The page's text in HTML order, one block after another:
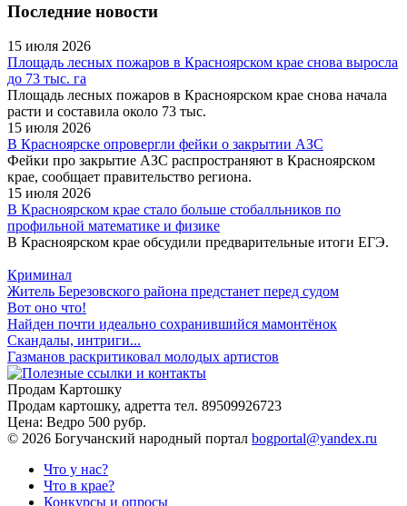
Последние новости
15 июля 2026
Площадь лесных пожаров в Красноярском крае снова выросла
до 73 тыс. га
Площадь лесных пожаров в Красноярском крае снова начала
расти и составила около 73 тыс.
15 июля 2026
В Красноярске опровергли фейки о закрытии АЗС
Фейки про закрытие АЗС распространяют в Красноярском
крае, сообщает правительство региона.
15 июля 2026
В Красноярском крае стало больше стобалльников по
профильной математике и физике
В Красноярском крае обсудили предварительные итоги ЕГЭ.
Криминал
Житель Березовского района предстанет перед судом
Вот оно что!
Найден почти идеально сохранившийся мамонтёнок
Скандалы, интриги...
Газманов раскритиковал молодых артистов
Продам Картошку
Продам картошку, адретта тел. 89509926723
Цена: Ведро 500 рубр.
© 2026 Богучанский народный портал bogportal@yandex.ru
Что у нас?
Что в крае?
Конкурсы и опросы